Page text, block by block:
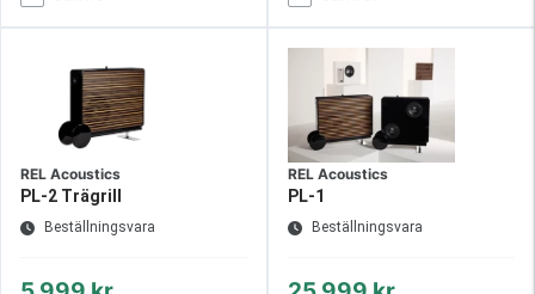
REL Acoustics
PL-2 Trägrill
Beställningsvara
REL Acoustics
PL-1
Beställningsvara